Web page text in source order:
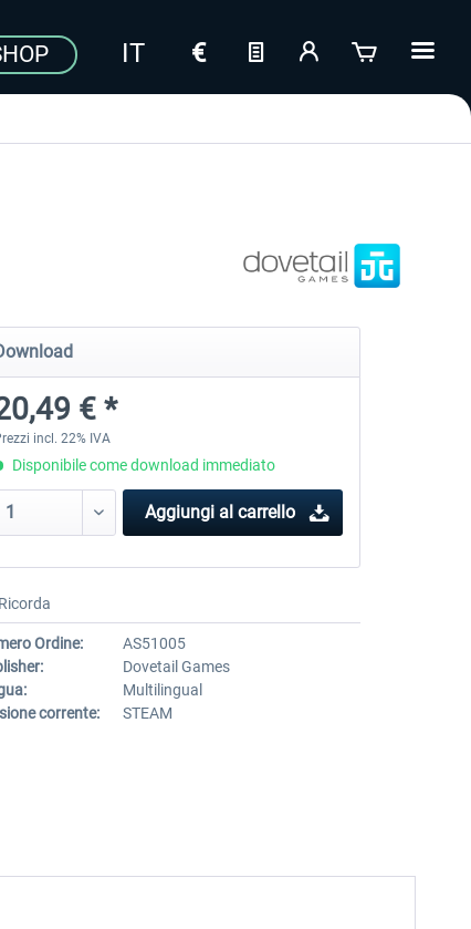
€ *
incl. 22% IVA
Disponibile come download immediato
Aggiungi al carrello
Ricorda
Ordine:
AS51005
Dovetail Games
Multilingual
corrente:
STEAM